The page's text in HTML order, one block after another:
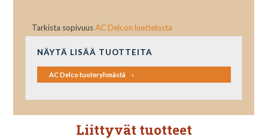
Tarkista sopivuusAC Delcon luettelosta
NÄYTÄ LISÄÄ TUOTTEITA
AC Delco tuoteryhmästä
Liittyvät tuotteet